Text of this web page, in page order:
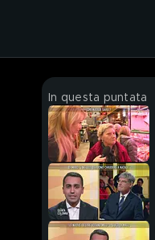
In questa puntata